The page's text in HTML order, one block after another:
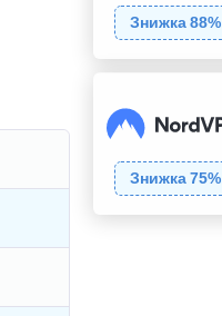
Знижка 88%
Знижка 75%